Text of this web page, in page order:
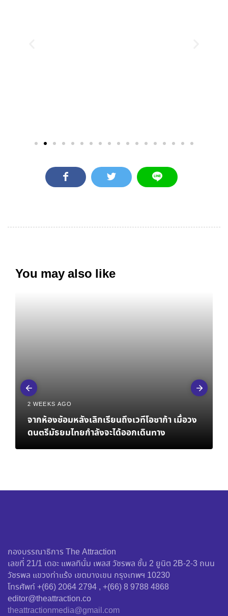
You may also like
2 WEEKS AGO
จากห้องซ้อมหลังเลิกเรียนถึงเวทีโอซาก้า เมื่อวง
ดนตรีมัธยมไทยกำลังจะได้ออกเดินทาง
กองบรรณาธิการ The Attraction
เลขที่ 21/1 เดอะ แพลทินั่ม เพลส วัชรพล ชั้น 2 ยูนิต 2B-2-3 ถนน
วัชรพล แขวงท่าแร้ง เขตบางเขน กรุงเทพฯ 10230
โทรศัพท์ +(66) 2064 2794 , +(66) 8 9788 4868
editor@theattraction.co
theattractionmedia@gmail.com